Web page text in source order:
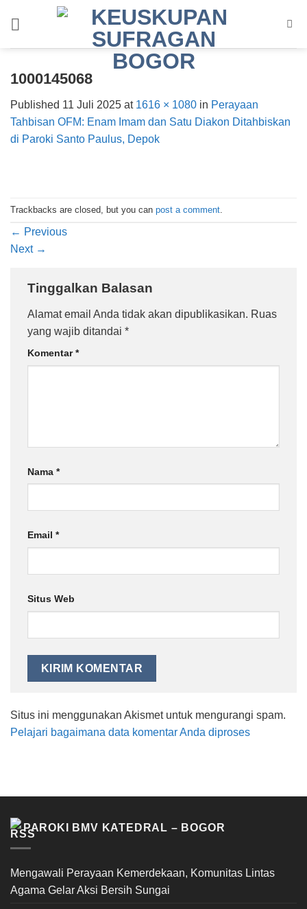
1000145068
Published 11 Juli 2025 at 1616 × 1080 in Perayaan
Tahbisan OFM: Enam Imam dan Satu Diakon Ditahbiskan
di Paroki Santo Paulus, Depok
Trackbacks are closed, but you can post a comment
← Previous
Next →
Tinggalkan Balasan
Alamat email Anda tidak akan dipublikasikan. Ruas
yang wajib ditandai *
Komentar*
Nama *
Email *
Situs Web
Situs ini menggunakan Akismet untuk mengurangi spam.
Pelajari bagaimana data komentar Anda diproses
PAROKI BMV KATEDRAL – BOGOR
Mengawali Perayaan Kemerdekaan, Komunitas Lintas
Agama Gelar Aksi Bersih Sungai